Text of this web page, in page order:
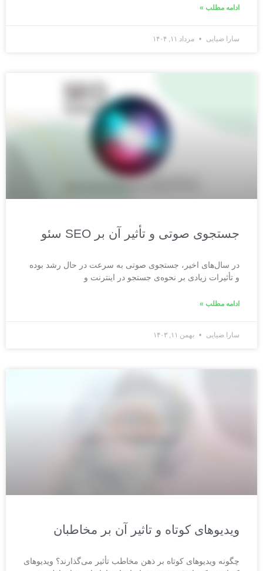
ادامه مطلب »
سارا ضیایی مرداد ۱۱, ۱۴۰۴
جستجوی صوتی و تأثیر آن بر SEO سئو
در سال‌های اخیر، جستجوی صوتی به سرعت در حال رشد بوده
و تأثیرات زیادی بر نحوه‌ی جستجو در اینترنت و
ادامه مطلب »
سارا ضیایی بهمن ۱۱, ۱۴۰۳
ویدیوهای کوتاه و تاثیر آن بر مخاطبان
چگونه ویدیوهای کوتاه بر ذهن مخاطب تأثیر می‌گذارند؟ ویدیوهای